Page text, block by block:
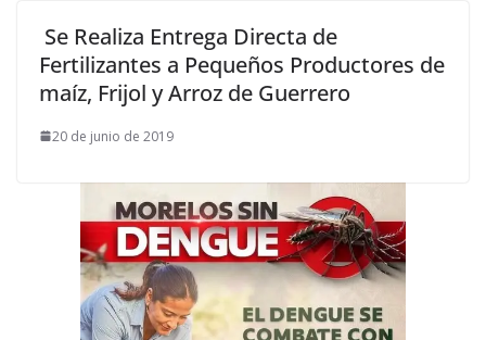
Se Realiza Entrega Directa de
Fertilizantes a Pequeños Productores de
maíz, Frijol y Arroz de Guerrero
20 de junio de 2019